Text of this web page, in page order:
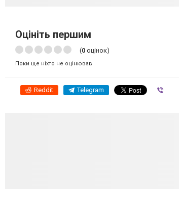
Оцініть першим
(0 оцінок)
Поки ще ніхто не оцінював
Reddit Telegram